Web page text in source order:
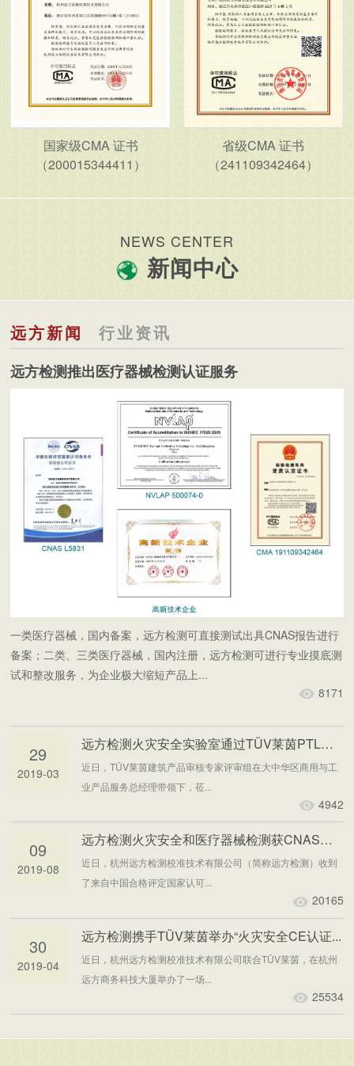
国家级CMA 证书
（200015344411）
省级CMA 证书
（241109342464）
NEWS CENTER
新闻中心
远方新闻 行业资讯
远方检测推出医疗器械检测认证服务
一类医疗器械，国内备案，远方检测可直接测试出具CNAS报告进行
备案；二类、三类医疗器械，国内注册，远方检测可进行专业摸底测
试和整改服务，为企业极大缩短产品上...
8171
29
2019-03
远方检测火灾安全实验室通过TÜV莱茵PTL审核
近日，TÜV莱茵建筑产品审核专家评审组在大中华区商用与工
业产品服务总经理带领下，莅...
4942
09
2019-08
远方检测火灾安全和医疗器械检测获CNAS认可
近日，杭州远方检测校准技术有限公司（简称远方检测）收到
了来自中国合格评定国家认可...
20165
30
2019-04
远方检测携手TÜV莱茵举办“火灾安全CE认证...
近日，杭州远方检测校准技术有限公司联合TÜV莱茵，在杭州
远方商务科技大厦举办了一场...
25534